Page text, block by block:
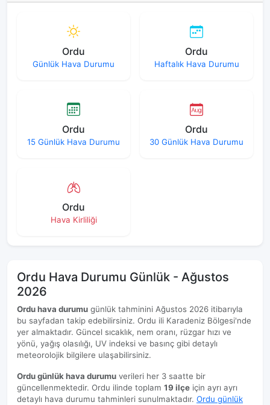
Ordu
Günlük Hava Durumu
Ordu
Haftalık Hava Durumu
Ordu
15 Günlük Hava Durumu
Ordu
30 Günlük Hava Durumu
Ordu
Hava Kirliliği
Ordu Hava Durumu Günlük - Ağustos
2026
Ordu hava durumu günlük tahminini Ağustos 2026 itibarıyla
bu sayfadan takip edebilirsiniz. Ordu ili Karadeniz Bölgesi'nde
yer almaktadır. Güncel sıcaklık, nem oranı, rüzgar hızı ve
yönü, yağış olasılığı, UV indeksi ve basınç gibi detaylı
meteorolojik bilgilere ulaşabilirsiniz.
Ordu günlük hava durumu verileri her 3 saatte bir
güncellenmektedir. Ordu ilinde toplam 19 ilçe için ayrı ayrı
detaylı hava durumu tahminleri sunulmaktadır. Ordu günlük